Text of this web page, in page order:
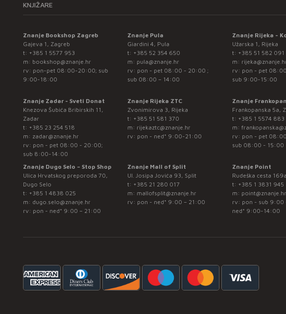
KNJIŽARE
Znanje Bookshop Zagreb
Gajeva 1, Zagreb
t: +385 1 5577 953
m: bookshop@znanje.hr
rv: pon-pet 08:00-20:00; sub
9:00-18:00
Znanje Pula
Giardini 4, Pula
t: +385 52 354 650
m: pula@znanje.hr
rv: pon - pet 08:00 - 20:00 ;
sub 08:00 – 14:00
Znanje Rijeka -
Užarska 1, Rijeka
t: +385 51 582 091
m:
rv: pon - pet
sub 9:00-15:00
Znanje Zadar - Sveti Donat
Knezova Šubića Bribirskih 11,
Zadar
t: +385 23 254 518
m: zadar@znanje.hr
rv: pon - pet 08:00 - 20:00;
sub 8:00-14:00
Znanje Rijeka ZTC
Zvonimirova 3, Rijeka
t: +385 51 581 370
m: rijekaztc@znanje.hr
rv: pon - ned* 9:00-21:00
Znanje
Frankopanska 5a,
t: +385 1 5574 883
m:
rv: pon - pet
sub 08:00 - 15:00
Znanje Dugo Selo – Stop Shop
Ulica Hrvatskog preporoda 70,
Dugo Selo
t: +385 1 4838 025
m: dugo.selo@znanje.hr
rv: pon - ned* 9:00 – 21:00
Znanje Mall of Split
Ul. Josipa Jovića 93, Split
t: +385 21 280 017
m: mallofsplit@znanje.hr
rv: pon - ned* 9:00 – 21:00
Znanje Point
Rudeška cesta
t: +385 1 3831 945
m: point@znanje.hr
rv: pon - sub 9:00
ned* 9:00-14:00